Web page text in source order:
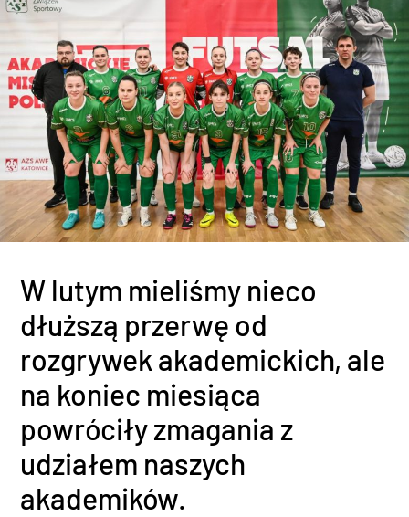
W lutym mieliśmy nieco
dłuższą przerwę od
rozgrywek akademickich, ale
na koniec miesiąca
powróciły zmagania z
udziałem naszych
akademików.